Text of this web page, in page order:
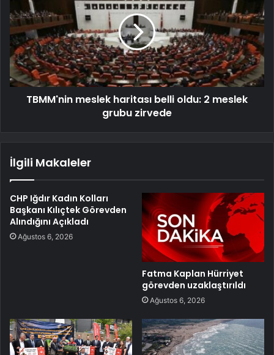
TBMM'nin meslek haritası belli oldu: 2 meslek
grubu zirvede
İlgili Makaleler
CHP Iğdır Kadın Kolları
Başkanı Kılıçtek Görevden
Alındığını Açıkladı
Ağustos 6, 2026
Fatma Kaplan Hürriyet
görevden uzaklaştırıldı
Ağustos 6, 2026